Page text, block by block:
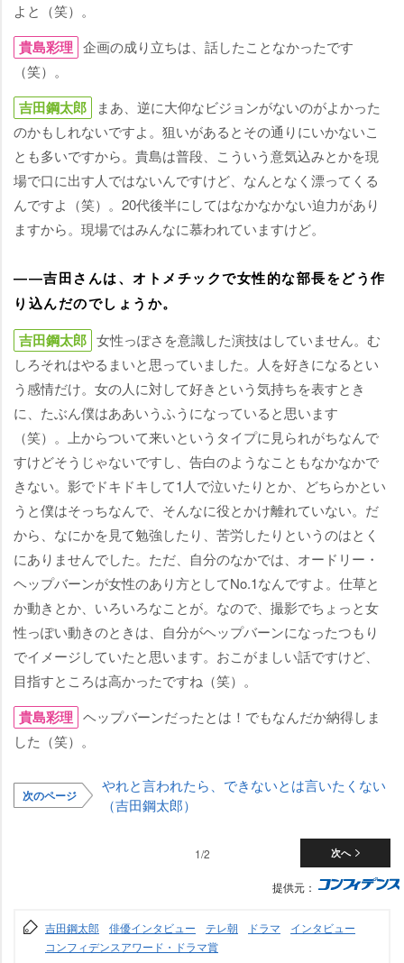
よと（笑）。
貴島彩理 企画の成り立ちは、話したことなかったです
（笑）。
吉田鋼太郎
まあ、逆に大仰なビジョンがないのがよかった
のかもしれないですよ。狙いがあるとその通りにいかないこ
とも多いですから。貴島は普段、こういう意気込みとかを現
場で口に出す人ではないんですけど、なんとなく漂ってくる
んですよ（笑）。20代後半にしてはなかなかない迫力があり
ますから。現場ではみんなに慕われていますけど。
――吉田さんは、オトメチックで女性的な部長をどう作
り込んだのでしょうか。
吉田鋼太郎 女性っぽさを意識した演技はしていません。む
しろそれはやるまいと思っていました。人を好きになるとい
う感情だけ。女の人に対して好きという気持ちを表すとき
に、たぶん僕はああいうふうになっていると思います
（笑）。上からついて来いというタイプに見られがちなんで
すけどそうじゃないですし、告白のようなこともなかなかで
きない。影でドキドキして1人で泣いたりとか、どちらかとい
うと僕はそっちなんで、そんなに役とかけ離れていない。だ
から、なにかを見て勉強したり、苦労したりというのはとく
にありませんでした。ただ、自分のなかでは、オードリー・
ヘップバーンが女性のあり方としてNo.1なんですよ。仕草と
か動きとか、いろいろなことが。なので、撮影でちょっと女
性っぽい動きのときは、自分がヘップバーンになったつもり
でイメージしていたと思います。おこがましい話ですけど、
目指すところは高かったですね（笑）。
貴島彩理 ヘップバーンだったとは！でもなんだか納得しま
した（笑）。
次のページ
れと言われたら、できないとは言いたくない
（吉田鋼太郎）
次へ
1/2
提供元：
吉田鋼太郎 俳優インタビュー テレ朝 ドラマ
インタビュー
コンフィデンスアワード・ドラマ賞